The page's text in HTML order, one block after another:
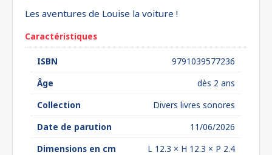
Les aventures de Louise la voiture !
Caractéristiques
ISBN
9791039577236
Âge
dès 2 ans
Collection
Divers livres sonores
Date de parution
11/06/2026
Dimensions en cm
L 12.3 × H 12.3 × P 2.4